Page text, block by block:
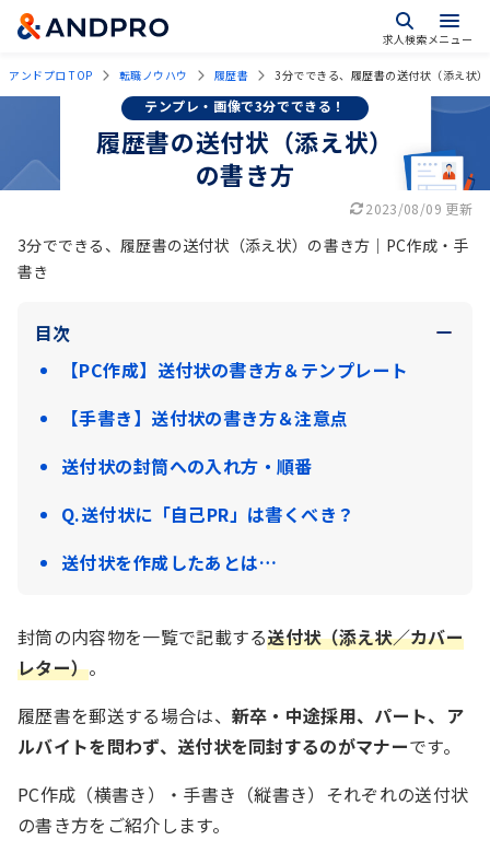
求人検索メニュー
アンドプロ TOP 転職ノウハウ 履歴書 3分でできる、履歴書の送付状（添え状
テンプレ・画像で3分でできる！
履歴書の送付状（添え状）
の書き方
2023/08/09 更新
3分でできる、履歴書の送付状（添え状）の書き方｜PC作成・手
書き
目次
【PC作成】送付状の書き方＆テンプレート
【手書き】送付状の書き方＆注意点
送付状の封筒への入れ方・順番
Q.送付状に「自己PR」は書くべき？
送付状を作成したあとは…
封筒の内容物を一覧で記載する送付状（添え状／カバー
レター）。
履歴書を郵送する場合は、 新卒・中途採用、パート、ア
ルバイトを問わず、送付状を同封するのがマナーです。
PC作成（横書き）・手書き（縦書き）それぞれの送付状
の書き方をご紹介します。